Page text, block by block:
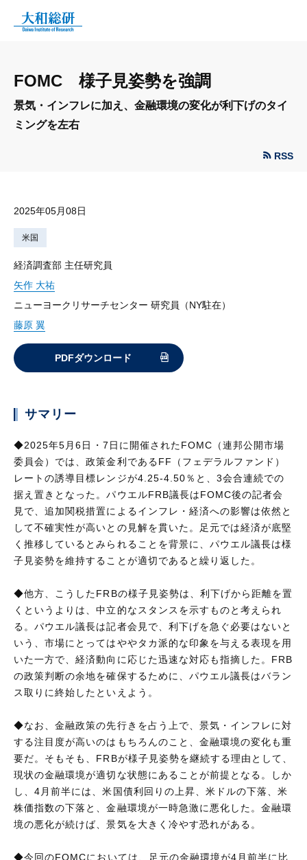
FOMC 様子見姿勢を強調
景気・インフレに加え、金融環境の変化が利下げのタイ
ミングを左右
RSS
2025年05月08日
米国
経済調査部 主任研究員
矢作 大祐
ニューヨークリサーチセンター 研究員（NY駐在）
藤原 翼
PDFダウンロード
サマリー
◆2025年5月6日・7日に開催されたFOMC（連邦公開市場
委員会）では、政策金利であるFF（フェデラルファンド）
レートの誘導目標レンジが4.25-4.50％と、3会合連続での
据え置きとなった。パウエルFRB議長はFOMC後の記者会
見で、追加関税措置によるインフレ・経済への影響は依然と
して不確実性が高いとの見解を貫いた。足元では経済が底堅
く推移しているとみられることを背景に、パウエル議長は様
子見姿勢を維持することが適切であると繰り返した。
◆他方、こうしたFRBの様子見姿勢は、利下げから距離を置
くというよりは、中立的なスタンスを示すものと考えられ
る。パウエル議長は記者会見で、利下げを急ぐ必要はないと
いう、市場にとってはややタカ派的な印象を与える表現を用
いた一方で、経済動向に応じた迅速な対応も指摘した。FRB
の政策判断の余地を確保するために、パウエル議長はバラン
ス取りに終始したといえよう。
◆なお、金融政策の先行きを占う上で、景気・インフレに対
する注目度が高いのはもちろんのこと、金融環境の変化も重
要だ。そもそも、FRBが様子見姿勢を継続する理由として、
現状の金融環境が適切な状態にあることが前提となる。しか
し、4月前半には、米国債利回りの上昇、米ドルの下落、米
株価指数の下落と、金融環境が一時急激に悪化した。金融環
境の悪化が続けば、景気を大きく冷やす恐れがある。
◆今回のFOMCにおいては、足元の金融環境が4月前半に比